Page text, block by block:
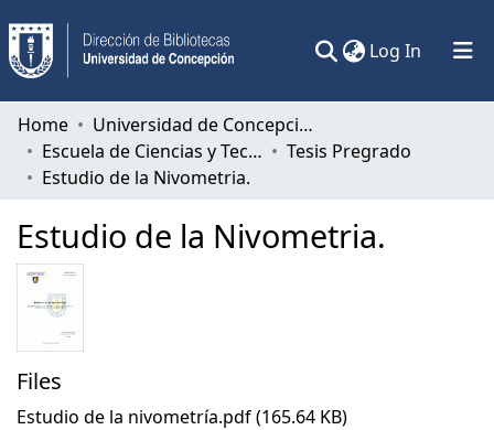
Log In (current)
Communities & Collections
All of DSpace
Home
Universidad de Concepción
Escuela de Ciencias y Tecnologías
Tesis Pregrado
Estudio de la Nivometria.
Estudio de la Nivometria.
Files
Estudio de la nivometría.pdf(165.64 KB)